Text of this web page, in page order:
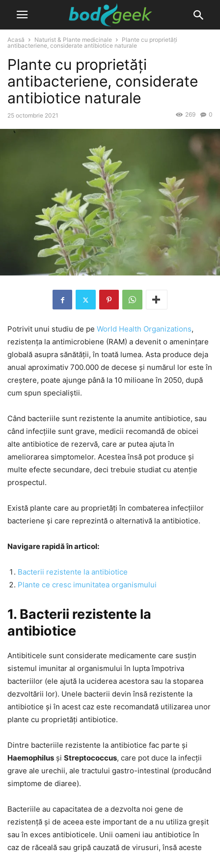
Acasă Naturist & Plante medicinale
Plante cu proprietăți
antibacteriene, considerate antibiotice naturale
Plante cu proprietăți
antibacteriene, considerate
antibiotice naturale
25 octombrie 2021 0
269
Potrivit unui studiu de pe World Health Organizations,
rezistența la antimicrobiene (RAM) a devenit o amenințare
globală asupra sănătății, în toată lumea. Asta produce deja
anual aproximativ 700.000 de decese și numărul lor este în
creștere, poate ajunge până la 10 milioane în 2050, după
cum spun specialiștii.
Când bacteriile sunt rezistente la anumite antibiotice, sau
când infecțiile sunt grave, medicii recomandă de obicei
alte antibiotice de rezervă, care ar putea ajuta în
ameliorarea simptomelor. Acestea însă pot produce și
multe efecte secundare, deci trebuie studiat cu atenție
prospectul.
Există plante care au proprietăți în combaterea infecțiilor
bacteriene și care reprezintă o alternativă la antibiotice.
Navigare rapidă în articol:
Bacterii rezistente la antibiotice
Plante ce cresc imunitatea organismului
1. Bacterii rezistente la
antibiotice
Antibiticele sunt considerate medicamente care susțin
sistemul imunitar al organismului în lupta împotriva
bacteriilor (ele ajută la uciderea acestora sau la stoparea
dezvoltării lor). Unele bacterii devin însă rezistente la
antibiotice și în acest caz este recomandată utilizarea unor
plante cu proprietăți antibiotice.
Dintre bacteriile rezistente la antibiotice fac parte și
Haemophilus și Streptococcus, care pot duce la infecții
grave ale urechii, ale tractului gastro-intestinal (producând
simptome de diaree).
Bacteriile au capacitatea de a dezvolta noi gene de
rezistență și de aceea este important de a nu utiliza greșit
sau în exces antibioticele. Unii oameni iau antibiotice în
caz de răceală sau gripă cauzată de virusuri, însă aceste